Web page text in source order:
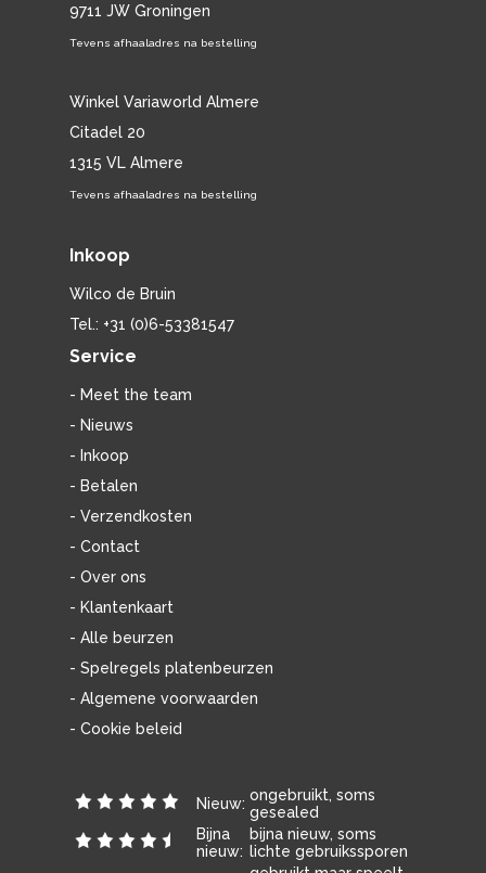
9711 JW Groningen
Tevens afhaaladres na bestelling
Winkel Variaworld Almere
Citadel 20
1315 VL Almere
Tevens afhaaladres na bestelling
Inkoop
Wilco de Bruin
Tel.: +31 (0)6-53381547
Service
- Meet the team
- Nieuws
- Inkoop
- Betalen
- Verzendkosten
- Contact
- Over ons
- Klantenkaart
- Alle beurzen
- Spelregels platenbeurzen
- Algemene voorwaarden
- Cookie beleid
Nieuw: ongebruikt, soms
gesealed
Bijna
nieuw:
bijna nieuw, soms
lichte gebruikssporen